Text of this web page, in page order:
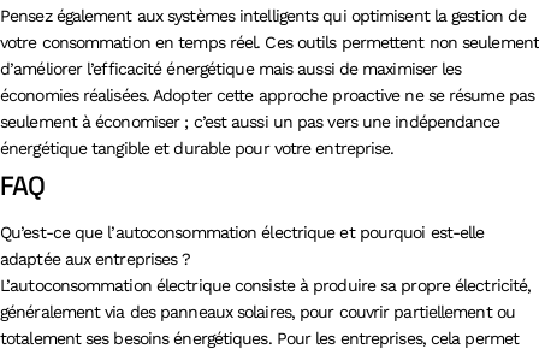
Pensez également aux systèmes intelligents qui optimisent la gestion de
votre consommation en temps réel. Ces outils permettent non seulement
d’améliorer l’efficacité énergétique mais aussi de maximiser les
économies réalisées. Adopter cette approche proactive ne se résume pas
seulement à économiser ; c’est aussi un pas vers une indépendance
énergétique tangible et durable pour votre entreprise.
FAQ
Qu’est-ce que l’autoconsommation électrique et pourquoi est-elle
adaptée aux entreprises ?
L’autoconsommation électrique consiste à produire sa propre électricité,
généralement via des panneaux solaires, pour couvrir partiellement ou
totalement ses besoins énergétiques. Pour les entreprises, cela permet